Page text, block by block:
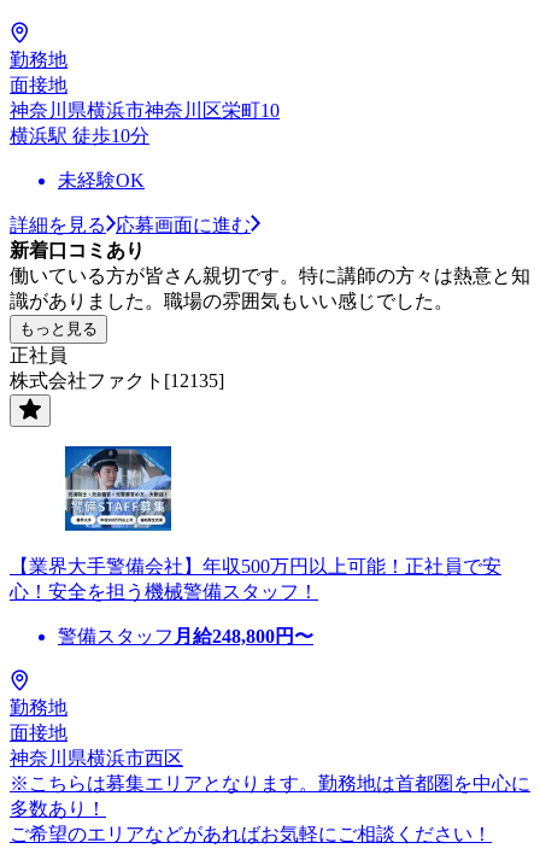
勤務地
面接地
神奈川県横浜市神奈川区栄町10
横浜駅 徒歩10分
未経験OK
詳細を見る
応募画面に進む
新着口コミあり
働いている方が皆さん親切です。特に講師の方々は熱意と知
識がありました。職場の雰囲気もいい感じでした。
もっと見る
正社員
株式会社ファクト[12135]
【業界大手警備会社】年収500万円以上可能！正社員で安
心！安全を担う機械警備スタッフ！
警備スタッフ 月給248,800円〜
勤務地
面接地
神奈川県横浜市西区
※こちらは募集エリアとなります。勤務地は首都圏を中心に
多数あり！
ご希望のエリアなどがあればお気軽にご相談ください！